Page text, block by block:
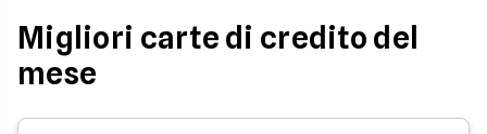
Migliori carte di credito del
mese